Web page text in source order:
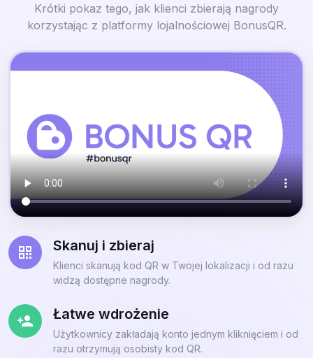
Krótki pokaz tego, jak klienci zbierają nagrody
korzystając z platformy lojalnościowej BonusQR.
Skanuj i zbieraj
Klienci skanują kod QR w Twojej lokalizacji i od razu
widzą dostępne nagrody.
Łatwe wdrożenie
Użytkownicy zakładają konto jednym kliknięciem i od
razu otrzymują osobisty kod QR.